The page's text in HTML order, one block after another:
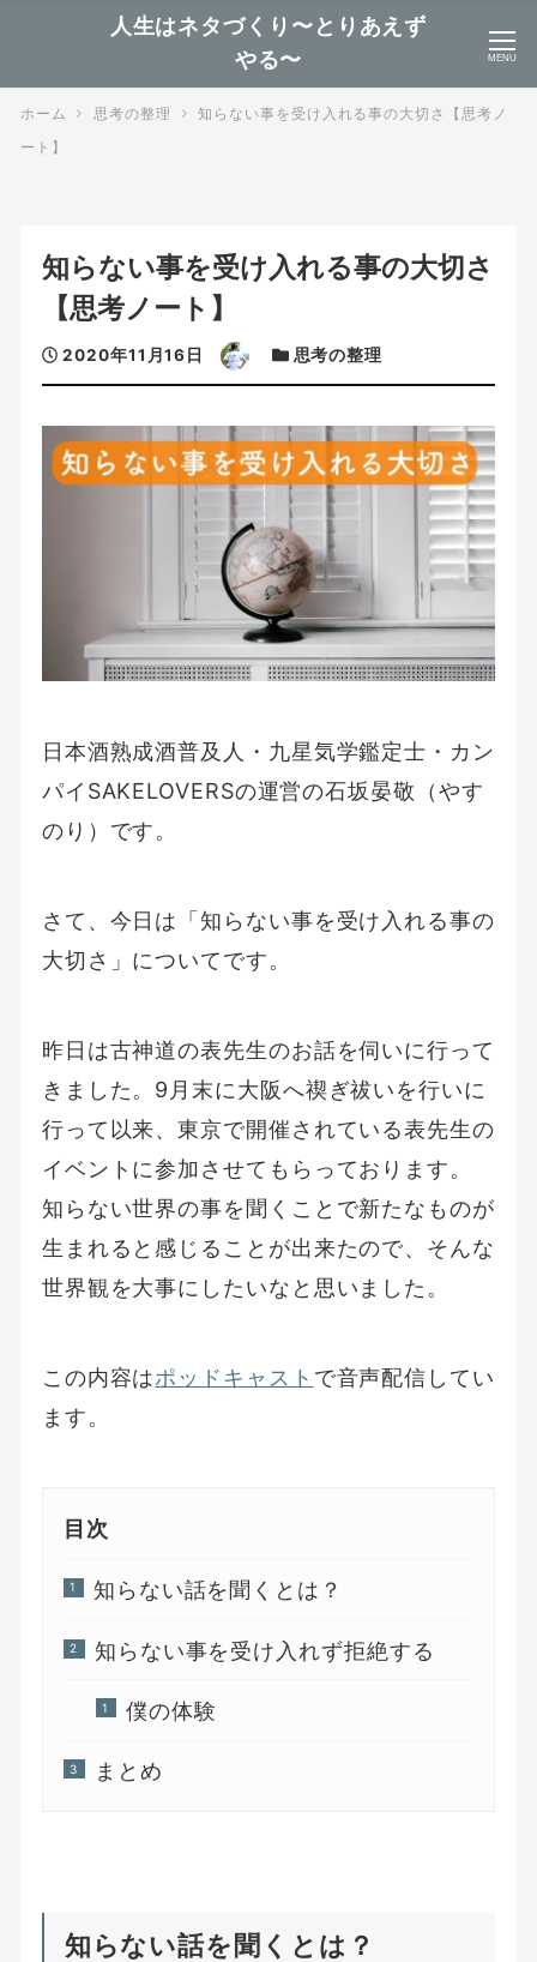
人生はネタづくり〜とりあえず
やる〜
MENU
ホーム 思考の整理
知らない事を受け入れる事の大切さ【思考ノ
ート】
知らない事を受け入れる事の大切さ
【思考ノート】
投
稿
日
2020年11月16日
著
者
カ
テ
ゴ
リ
ー
思考の整理
日本酒熟成酒普及人・九星気学鑑定士・カン
パイSAKELOVERSの運営の石坂晏敬（やす
のり）です。
さて、今日は「知らない事を受け入れる事の
大切さ」についてです。
昨日は古神道の表先生のお話を伺いに行って
きました。9月末に大阪へ禊ぎ祓いを行いに
行って以来、東京で開催されている表先生の
イベントに参加させてもらっております。
知らない世界の事を聞くことで新たなものが
生まれると感じることが出来たので、そんな
世界観を大事にしたいなと思いました。
この内容はポッドキャスト で音声配信してい
ます。
目次
知らない話を聞くとは？
知らない事を受け入れず拒絶する
僕の体験
まとめ
知らない話を聞くとは？